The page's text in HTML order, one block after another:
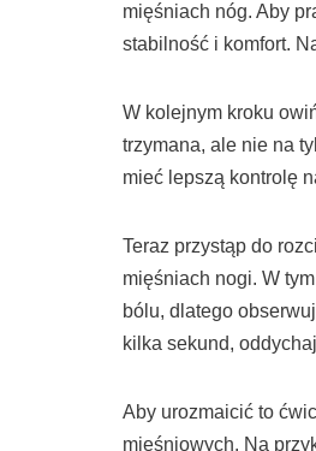
mięśniach nóg. Aby
stabilność i komfort.
W kolejnym kroku
trzymana, ale nie na
mieć lepszą kontrolę
Teraz przystąp do
mięśniach nogi. W
bólu, dlatego
kilka sekund,
Aby urozmaicić to
mięśniowych. Na